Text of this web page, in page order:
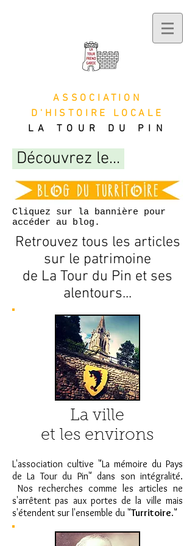
ASSOCIATION
D'HISTOIRE LOCALE
LA TOUR DU PIN
Découvrez le...
La ville
et les environs
L'association cultive "La mémoire du Pays
de La Tour du Pin" dans son intégralité.
Nos recherches comme les articles ne
s'arrêtent pas aux portes de la ville mais
s'étendent sur l'ensemble du "Turritoire."
Cliquez sur la bannière pour
accéder au blog.
Retrouvez tous les articles
sur le patrimoine
de La Tour du Pin et ses
alentours...